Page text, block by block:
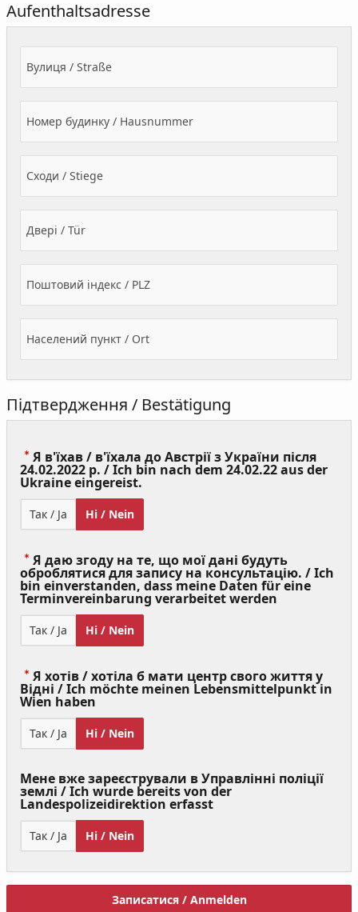
Aufenthaltsadresse
Вулиця / Straße
Номер будинку / Hausnummer
Сходи / Stiege
Двері / Tür
Поштовий індекс / PLZ
Населений пункт / Ort
Підтвердження / Bestätigung
Я в'їхав / в'їхала до Австрії з України після
24.02.2022 р. / Ich bin nach dem 24.02.22 aus der
Ukraine eingereist.
Required)
Так / Ja Ні / Nein
Я даю згоду на те, що мої дані будуть
оброблятися для запису на консультацію. / Ich
bin einverstanden, dass meine Daten für eine
Terminvereinbarung verarbeitet werden
Так / Ja Ні / Nein
Я хотів / хотіла б мати центр свого життя у
Відні / Ich möchte meinen Lebensmittelpunkt in
Wien haben
Required)
Так / Ja Ні / Nein
Мене вже зареєстрували в Управлінні поліції
землі / Ich wurde bereits von der
Landespolizeidirektion erfasst
Так / Ja Ні / Nein
Записатися / Anmelden